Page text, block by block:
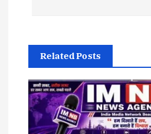
n
a
v
Related Posts